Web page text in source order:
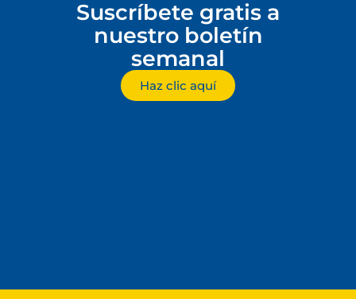
Suscríbete gratis a
nuestro boletín
semanal
Haz clic aquí